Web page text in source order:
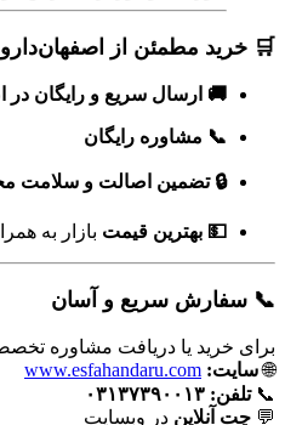
🛒 خرید مطمئن از اصفهان‌دارو
🚚 ارسال سریع و رایگان در
📞 مشاوره رایگان
🔒 تضمین اصالت و سلامت
💵 بهترین قیمتبازار به
📞 سفارش سریع و آسان
برای خرید یا دریافت مشاوره
🌐سایت: www.esfahandaru.com
📞 تلفن: ۰۳۱۳۷۳۹۰۰۱۳
💬 چت آنلایندر وبسایت